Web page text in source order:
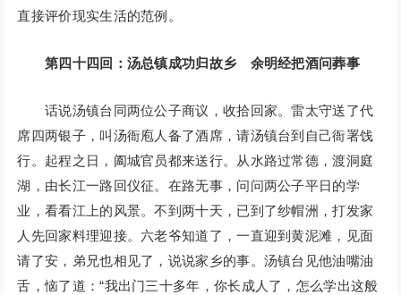
直接评价现实生活的范例。
第四十四回：汤总镇成功归故乡 余明经把酒问葬事
话说汤镇台同两位公子商议，收拾回家。雷太守送了代
席四两银子，叫汤衙庖人备了酒席，请汤镇台到自己衙署饯
行。起程之日，阖城官员都来送行。从水路过常德，渡洞庭
湖，由长江一路回仪征。在路无事，问问两公子平日的学
业，看看江上的风景。不到两十天，已到了纱帽洲，打发家
人先回家料理迎接。六老爷知道了，一直迎到黄泥滩，见面
请了安，弟兄也相见了，说说家乡的事。汤镇台见他油嘴油
舌，恼了道：“我出门三十多年，你长成人了，怎么学出这般